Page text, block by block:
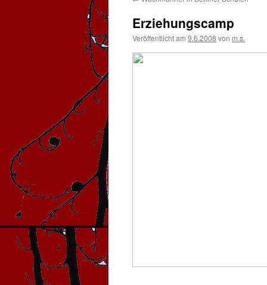
Erziehungscamp
Veröffentlicht am 9.6.2008 von m.s.